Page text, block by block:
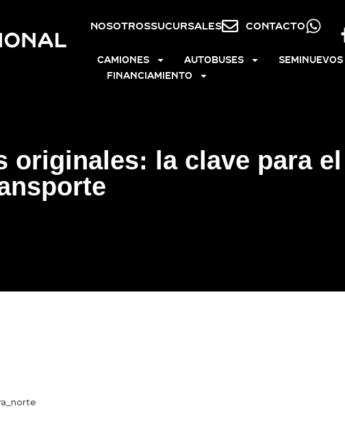
NOSOTROSSUCURSALES CONTACTO
CAMIONES AUTOBUSES SEMINUEVOS
FINANCIAMIENTO
originales: la clave para